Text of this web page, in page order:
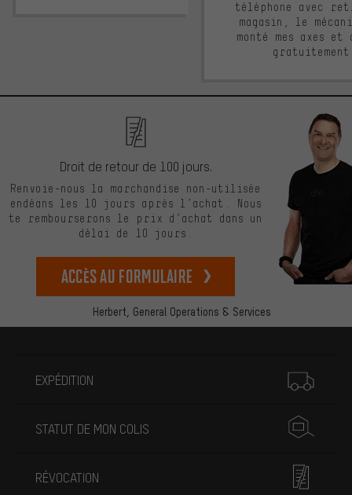
téléphone avec
magasin, le
monté mes axes et
Herbert, General Operations & Services
Droit de retour de 100 jours.
Renvoie-nous la marchandise non-utilisée
endéans les 10 jours après l’achat. Nous
te rembourserons le prix d’achat dans un
délai de 10 jours.
Accès au formulaire
EXPÉDITION
STATUT DE MON COLIS
RÉVOCATION